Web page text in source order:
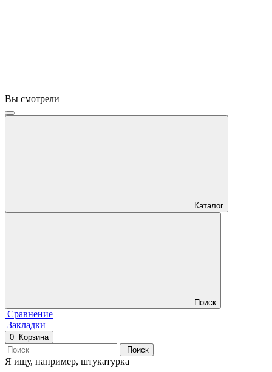
Вы смотрели
Каталог
Поиск
Сравнение
Закладки
0
Корзина
Поиск
Я ищу, например, штукатурка